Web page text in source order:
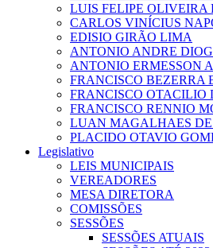
LUIS FELIPE OLIVEIRA
CARLOS VINÍCIUS
EDISIO GIRÃO LIMA
ANTONIO ANDRE
ANTONIO ERMESSON
FRANCISCO BEZERRA
FRANCISCO OTACILIO
FRANCISCO RENNIO
LUAN MAGALHAES
PLACIDO OTAVIO
Legislativo
LEIS MUNICIPAIS
VEREADORES
MESA DIRETORA
COMISSÕES
SESSÕES
SESSÕES ATUAIS